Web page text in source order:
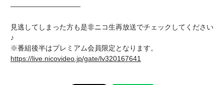
ギャラリー
グッズ・本
ギャラリー
――――――――――
見逃してしまった方も是非ニコ生再放送でチェックしてください
♪
※番組後半はプレミアム会員限定となります。
https://live.nicovideo.jp/gate/lv320167641